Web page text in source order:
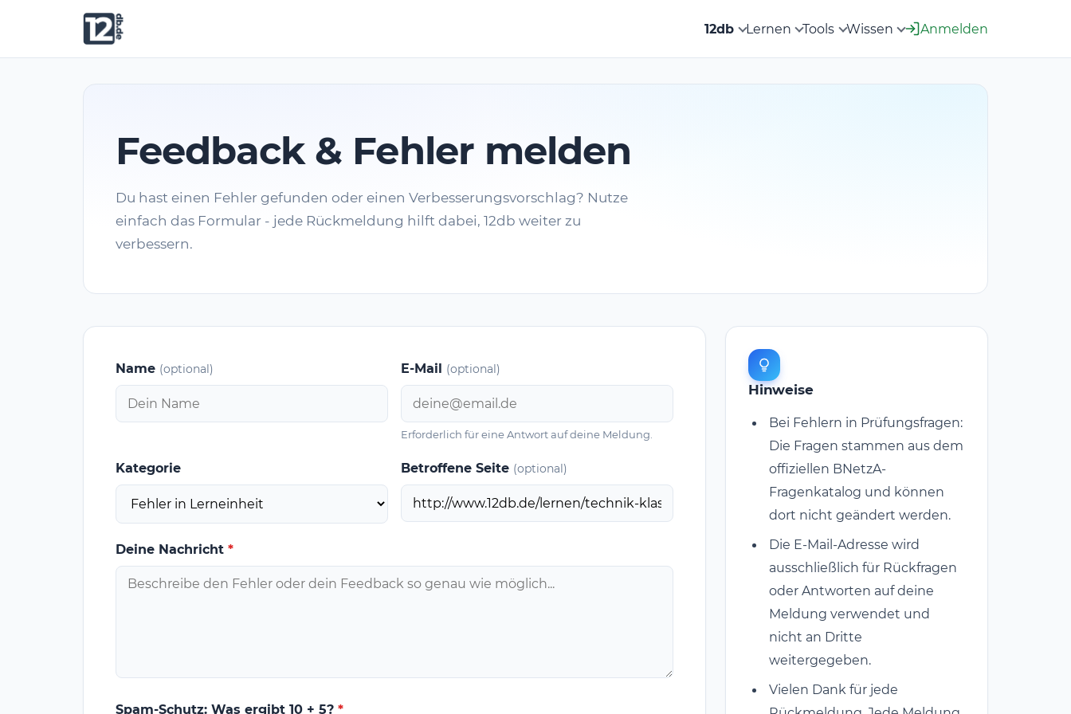
12db Lernen Tools Wissen Anmelden
Feedback & Fehler melden
Du hast einen Fehler gefunden oder einen Verbesserungsvorschlag? Nutze
einfach das Formular - jede Rückmeldung hilft dabei, 12db weiter zu
verbessern.
Name (optional) E-Mail (optional)
Erforderlich für eine Antwort auf deine Meldung.
Kategorie Betroffene Seite (optional)
Deine Nachricht *
Spam-Schutz: Was ergibt 10 + 5? *
Hinweise
Bei Fehlern in Prüfungsfragen:
Die Fragen stammen aus dem
offiziellen BNetzA-
Fragenkatalog und können
dort nicht geändert werden.
Die E-Mail-Adresse wird
ausschließlich für Rückfragen
oder Antworten auf deine
Meldung verwendet und
nicht an Dritte
weitergegeben.
Vielen Dank für jede